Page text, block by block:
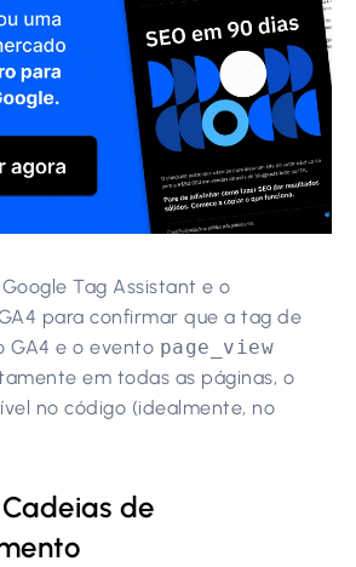
Tag Assistant e o
para confirmar que a tag de
GA4 e o evento page_view
em todas as páginas, o
no código (idealmente, no
de